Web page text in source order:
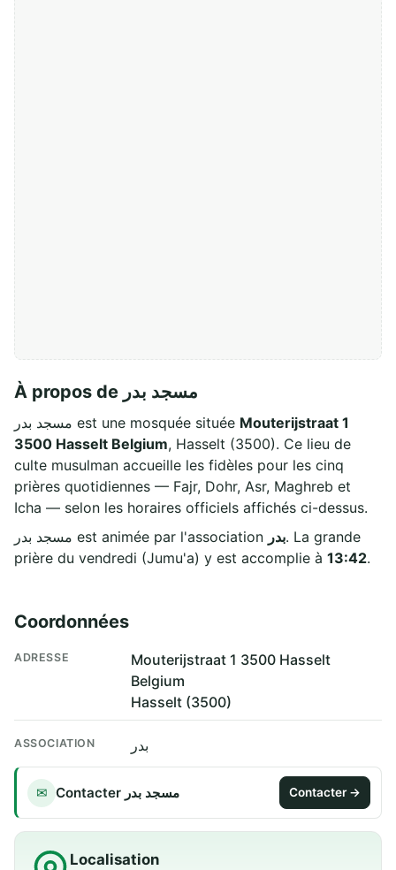
À propos de مسجد بدر
مسجد بدر est une mosquée située Mouterijstraat 1
3500 Hasselt Belgium, Hasselt (3500). Ce lieu de
culte musulman accueille les fidèles pour les cinq
prières quotidiennes — Fajr, Dohr, Asr, Maghreb et
Icha — selon les horaires officiels affichés ci-dessus.
مسجد بدر est animée par l'association بدر. La grande
prière du vendredi (Jumu'a) y est accomplie à 13:42.
Coordonnées
ADRESSE
Mouterijstraat 1 3500 Hasselt
Belgium
Hasselt (3500)
ASSOCIATION بدر
✉ Contacter مسجد بدر Contacter →
Localisation